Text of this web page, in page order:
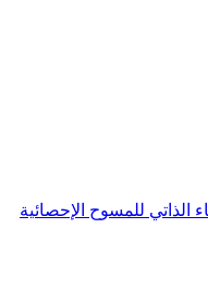
الذاتي للمسوح الإحصائية